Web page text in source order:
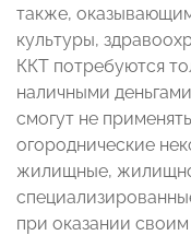
также,
культуры,
ККТ потребуются
наличными
смогут не
огороднические
жилищные,
при оказании